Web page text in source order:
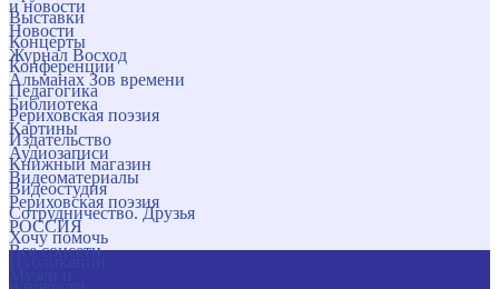
и новости
Новости
Журнал Восход
Альманах Зов времени
Библиотека
Картины
Аудиозаписи
Видеоматериалы
Рериховская поэзия
РОССИЯ
Все соцсети
Выставки
Концерты
Конференции
Педагогика
Рериховская поэзия
Издательство
Книжный магазин
Видеостудия
Сотрудничество. Друзья
Хочу помочь